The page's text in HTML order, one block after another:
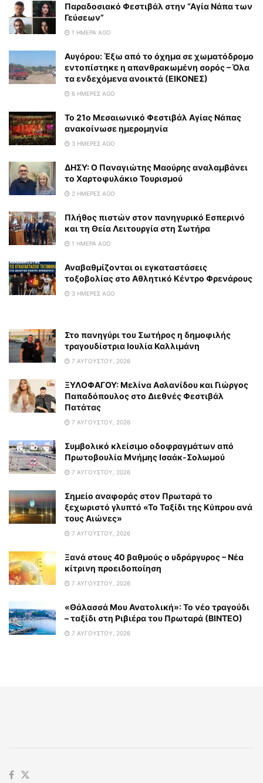
Παραδοσιακό Φεστιβάλ στην “Αγία Νάπα των
Γεύσεων”
1 ΗΜΈΡΑ AGO
Αυγόρου: Έξω από το όχημα σε χωματόδρομο
εντοπίστηκε η απανθρακωμένη σορός – Όλα
τα ενδεχόμενα ανοικτά (ΕΙΚΟΝΕΣ)
6 ΗΜΈΡΕΣ AGO
To 21ο Μεσαιωνικό Φεστιβάλ Αγίας Νάπας
ανακοίνωσε ημερομηνία
3 ΗΜΈΡΕΣ AGO
ΔΗΣΥ: Ο Παναγιώτης Μαούρης αναλαμβάνει
το Χαρτοφυλάκιο Τουρισμού
2 ΗΜΈΡΕΣ AGO
Πλήθος πιστών στον πανηγυρικό Εσπερινό
και τη Θεία Λειτουργία στη Σωτήρα
1 ΗΜΈΡΑ AGO
Αναβαθμίζονται οι εγκαταστάσεις
τοξοβολίας στο Αθλητικό Κέντρο Φρενάρους
3 ΗΜΈΡΕΣ AGO
Στο πανηγύρι του Σωτήρος η δημοφιλής
τραγουδίστρια Ιουλία Καλλιμάνη
7 ΑΥΓΟΎΣΤΟΥ, 2026
ΞΥΛΟΦΑΓΟΥ: Μελίνα Ασλανίδου και Γιώργος
Παπαδόπουλος στο Διεθνές Φεστιβάλ
Πατάτας
7 ΑΥΓΟΎΣΤΟΥ, 2026
Συμβολικό κλείσιμο οδοφραγμάτων από
Πρωτοβουλία Μνήμης Ισαάκ-Σολωμού
7 ΑΥΓΟΎΣΤΟΥ, 2026
Σημείο αναφοράς στον Πρωταρά το
ξεχωριστό γλυπτό «Το Ταξίδι της Κύπρου ανά
τους Αιώνες»
7 ΑΥΓΟΎΣΤΟΥ, 2026
Ξανά στους 40 βαθμούς ο υδράργυρος – Νέα
κίτρινη προειδοποίηση
7 ΑΥΓΟΎΣΤΟΥ, 2026
«Θάλασσά Μου Ανατολική»: Το νέο τραγούδι
– ταξίδι στη Ριβιέρα του Πρωταρά (ΒΙΝΤΕΟ)
7 ΑΥΓΟΎΣΤΟΥ, 2026